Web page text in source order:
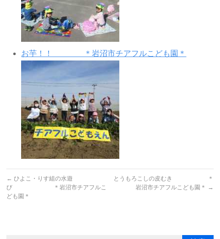
お芋！！ ＊岩沼市チアフルこども園＊
← ひよこ・りす組の水遊
び ＊岩沼市チアフルこ
ども園＊
とうもろこしの皮むき ＊
岩沼市チアフルこども園＊
→